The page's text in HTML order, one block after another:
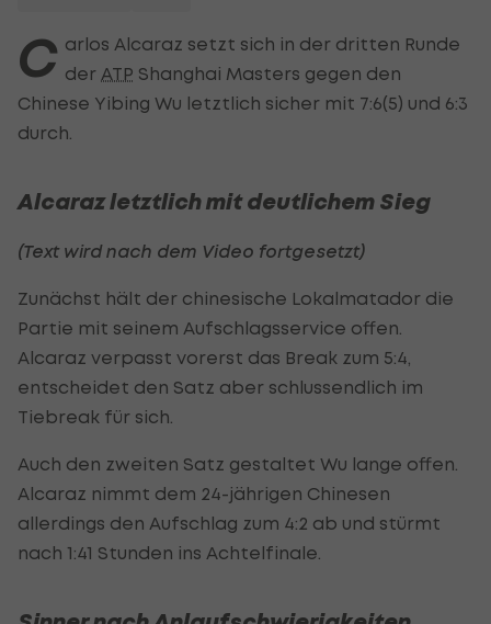
C arlos Alcaraz setzt sich in der dritten Runde
der ATP Shanghai Masters gegen den
Chinese Yibing Wu letztlich sicher mit 7:6(5) und 6:3
durch.
Alcaraz letztlich mit deutlichem Sieg
(Text wird nach dem Video fortgesetzt)
Zunächst hält der chinesische Lokalmatador die
Partie mit seinem Aufschlagsservice offen.
Alcaraz verpasst vorerst das Break zum 5:4,
entscheidet den Satz aber schlussendlich im
Tiebreak für sich.
Auch den zweiten Satz gestaltet Wu lange offen.
Alcaraz nimmt dem 24-jährigen Chinesen
allerdings den Aufschlag zum 4:2 ab und stürmt
nach 1:41 Stunden ins Achtelfinale.